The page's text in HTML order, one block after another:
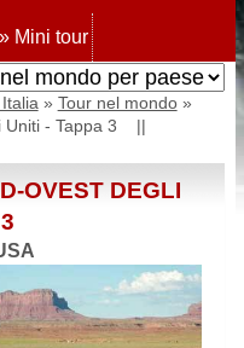
» Mini tour
» Tour nel mondo»
Uniti - Tappa 3 ||
OVEST DEGLI